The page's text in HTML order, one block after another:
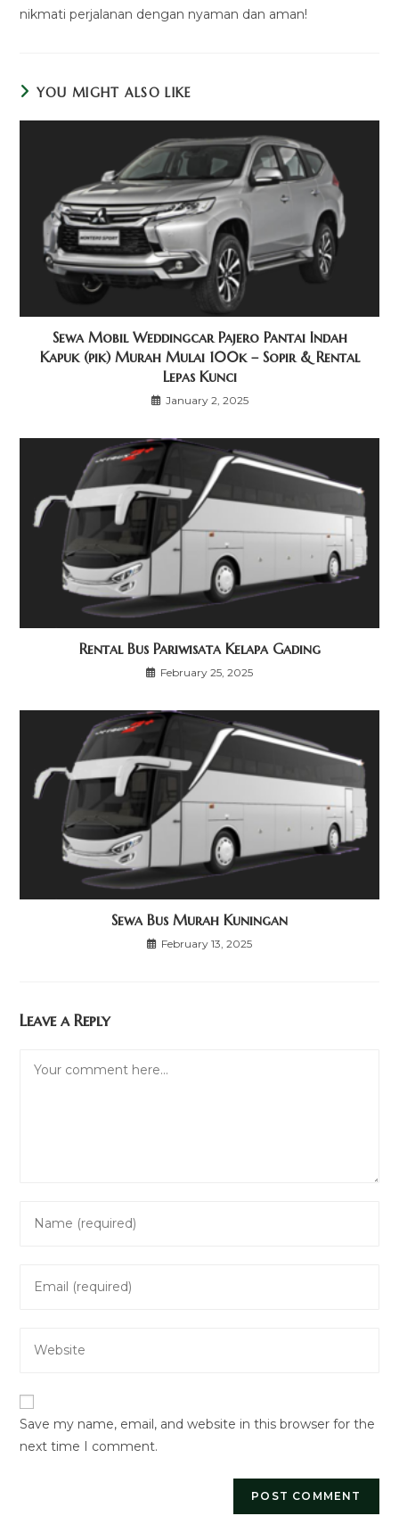
nikmati perjalanan dengan nyaman dan aman!
YOU MIGHT ALSO LIKE
Sewa Mobil Weddingcar Pajero Pantai Indah
Kapuk (pik) Murah Mulai 100k – Sopir & Rental
Lepas Kunci
January 2, 2025
Rental Bus Pariwisata Kelapa Gading
February 25, 2025
Sewa Bus Murah Kuningan
February 13, 2025
Leave a Reply
your
comment
your
address
your
URL
(optional)
Save my name, email, and website in this browser for the
next time I comment.